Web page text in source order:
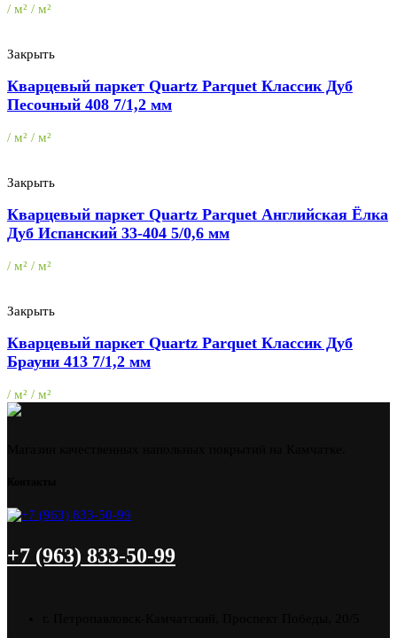
/ м² / м²
Закрыть
Кварцевый паркет Quartz Parquet Классик Дуб
Песочный 408 7/1,2 мм
/ м² / м²
Закрыть
Кварцевый паркет Quartz Parquet Английская Ёлка
Дуб Испанский 33-404 5/0,6 мм
/ м² / м²
Закрыть
Кварцевый паркет Quartz Parquet Классик Дуб
Брауни 413 7/1,2 мм
/ м² / м²
+7 (963) 833-50-99